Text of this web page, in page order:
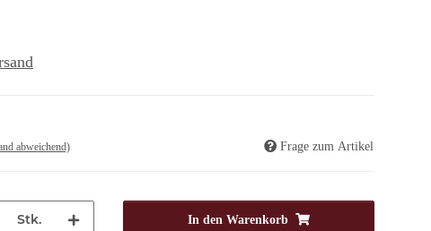
abweichend) Frage zum Artikel
Stk. In den Warenkorb